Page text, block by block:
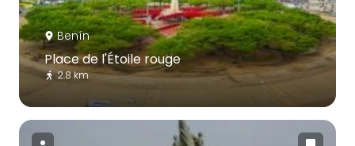
Benín
Place de l'Étoile rouge
2.8 km